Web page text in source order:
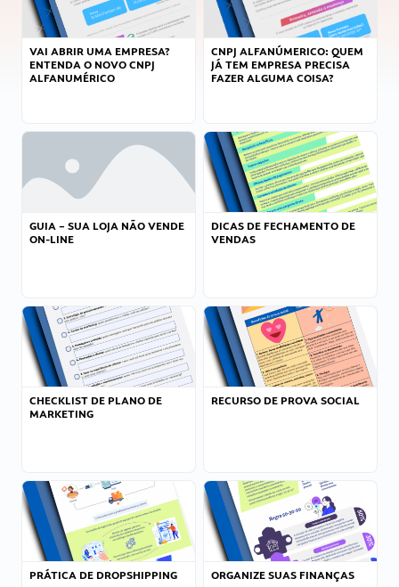
VAI ABRIR UMA EMPRESA?
ENTENDA O NOVO CNPJ
ALFANUMÉRICO
CNPJ ALFANÚMERICO: QUEM
JÁ TEM EMPRESA PRECISA
FAZER ALGUMA COISA?
GUIA – SUA LOJA NÃO VENDE
ON-LINE
DICAS DE FECHAMENTO DE
VENDAS
CHECKLIST DE PLANO DE
MARKETING
RECURSO DE PROVA SOCIAL
PRÁTICA DE DROPSHIPPING ORGANIZE SUAS FINANÇAS